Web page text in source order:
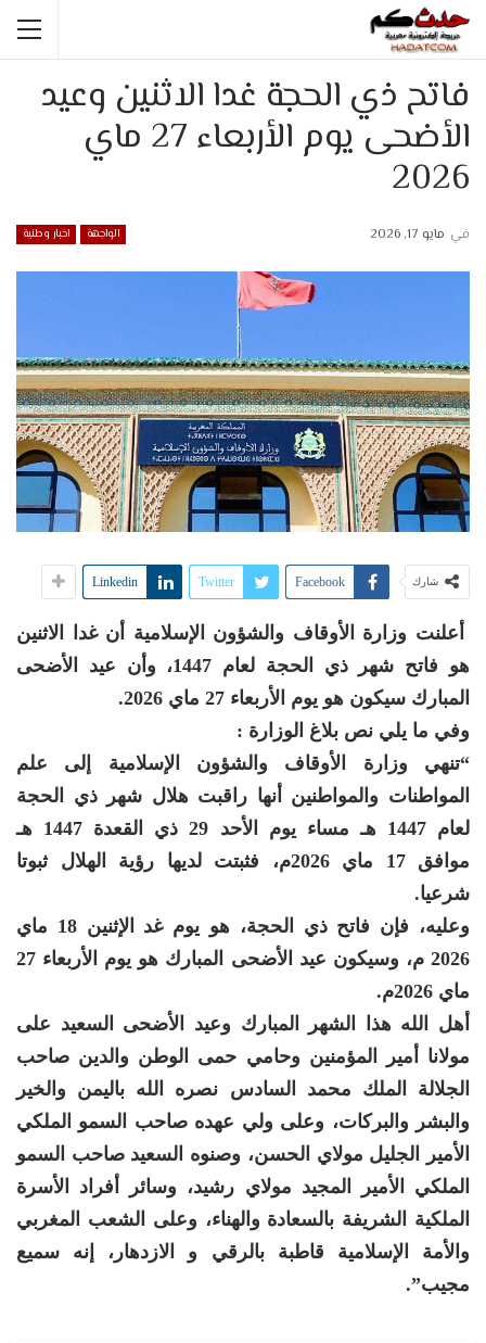
فاتح ذي الحجة غدا الاثنين وعيد
الأضحى يوم الأربعاء 27 ماي
2026
الواجهة اخبار وطنية في مايو 17, 2026
شارك Facebook
Twitter
Linkedin
أعلنت وزارة الأوقاف والشؤون الإسلامية أن غدا الاثنين
هو فاتح شهر ذي الحجة لعام 1447، وأن عيد الأضحى
المبارك سيكون هو يوم الأربعاء 27 ماي 2026.
وفي ما يلي نص بلاغ الوزارة :
“تنهي وزارة الأوقاف والشؤون الإسلامية إلى علم
المواطنات والمواطنين أنها راقبت هلال شهر ذي الحجة
لعام 1447 هـ مساء يوم الأحد 29 ذي القعدة 1447 هـ
موافق 17 ماي 2026م، فثبتت لديها رؤية الهلال ثبوتا
شرعيا.
وعليه، فإن فاتح ذي الحجة، هو يوم غد الإثنين 18 ماي
2026 م، وسيكون عيد الأضحى المبارك هو يوم الأربعاء 27
ماي 2026م.
أهل الله هذا الشهر المبارك وعيد الأضحى السعيد على
مولانا أمير المؤمنين وحامي حمى الوطن والدين صاحب
الجلالة الملك محمد السادس نصره الله باليمن والخير
والبشر والبركات، وعلى ولي عهده صاحب السمو الملكي
الأمير الجليل مولاي الحسن، وصنوه السعيد صاحب السمو
الملكي الأمير المجيد مولاي رشيد، وسائر أفراد الأسرة
الملكية الشريفة بالسعادة والهناء، وعلى الشعب المغربي
والأمة الإسلامية قاطبة بالرقي و الازدهار، إنه سميع
مجيب”.